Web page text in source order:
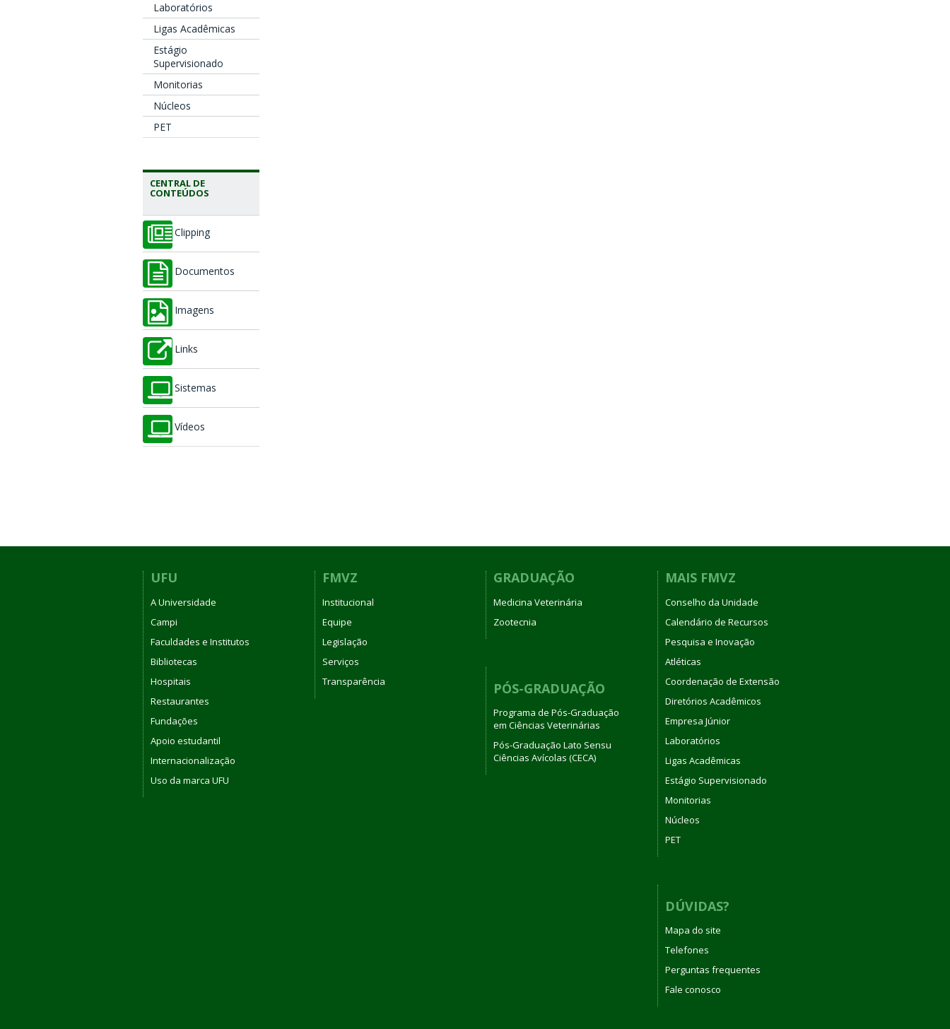
Laboratórios
Ligas Acadêmicas
Estágio
Supervisionado
Monitorias
Núcleos
PET
CENTRAL DE
CONTEÚDOS
Clipping
Documentos
Imagens
Links
Sistemas
Vídeos
UFU
A Universidade
Campi
Faculdades e Institutos
Bibliotecas
Hospitais
Restaurantes
Fundações
Apoio estudantil
Internacionalização
Uso da marca UFU
FMVZ
Institucional
Equipe
Legislação
Serviços
Transparência
GRADUAÇÃO
Medicina Veterinária
Zootecnia
PÓS-GRADUAÇÃO
Programa de Pós-Graduação
em Ciências Veterinárias
Pós-Graduação Lato Sensu
Ciências Avícolas (CECA)
MAIS FMVZ
Conselho da Unidade
Calendário de Recursos
Pesquisa e Inovação
Atléticas
Coordenação de Extensão
Diretórios Acadêmicos
Empresa Júnior
Laboratórios
Ligas Acadêmicas
Estágio Supervisionado
Monitorias
Núcleos
PET
DÚVIDAS?
Mapa do site
Telefones
Perguntas frequentes
Fale conosco